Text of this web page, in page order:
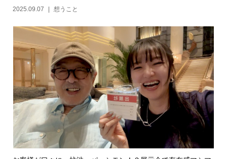
2025.09.07 想うこと